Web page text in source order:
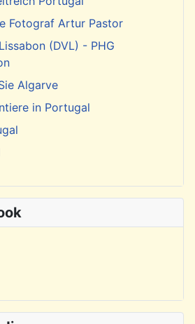
Fotograf Artur Pastor
(DVL) - PHG
Algarve
in Portugal